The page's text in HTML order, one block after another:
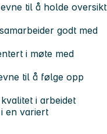
til å holde oversikt
godt med
i møte med
til å følge opp
i arbeidet
en variert